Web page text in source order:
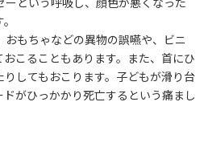
もちゃなどの異物の誤嚥や、ビニ
こることもあります。また、首にひ
してもおこります。子どもが滑り台
がひっかかり死亡するという痛まし